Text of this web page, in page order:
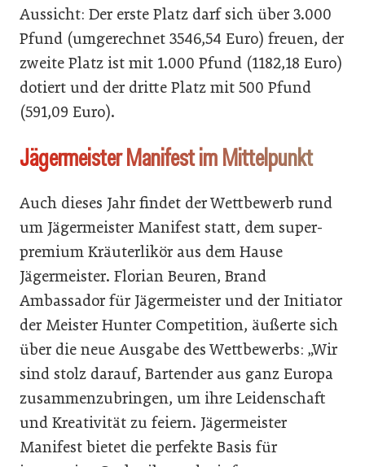
Aussicht: Der erste Platz darf sich über 3.000
Pfund (umgerechnet 3546,54 Euro) freuen, der
zweite Platz ist mit 1.000 Pfund (1182,18 Euro)
dotiert und der dritte Platz mit 500 Pfund
(591,09 Euro).
Jägermeister Manifest im Mittelpunkt
Auch dieses Jahr findet der Wettbewerb rund
um Jägermeister Manifest statt, dem super-
premium Kräuterlikör aus dem Hause
Jägermeister. Florian Beuren, Brand
Ambassador für Jägermeister und der Initiator
der Meister Hunter Competition, äußerte sich
über die neue Ausgabe des Wettbewerbs: „Wir
sind stolz darauf, Bartender aus ganz Europa
zusammenzubringen, um ihre Leidenschaft
und Kreativität zu feiern. Jägermeister
Manifest bietet die perfekte Basis für